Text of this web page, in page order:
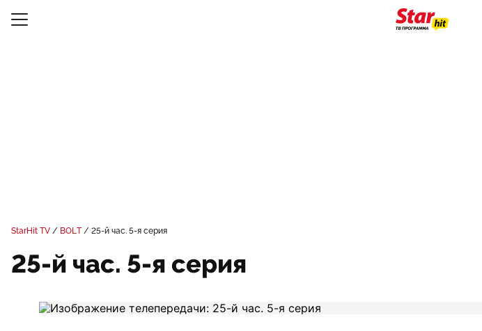
StarHit TV BOLT 25-й час. 5-я серия
25-й час. 5-я серия